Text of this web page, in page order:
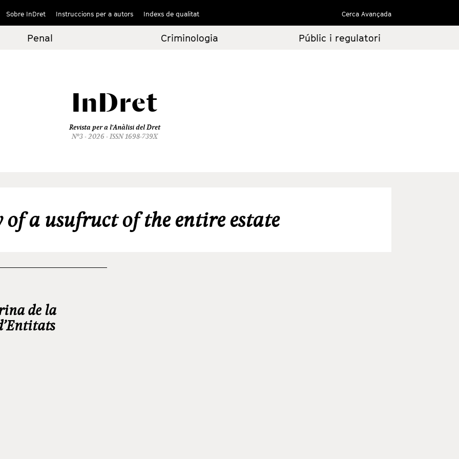
Sobre InDret Instruccions per a autors Indexs de qualitat Cerca Avançada
Penal Criminologia Públic i regulatori
InDret
Revista per a l'Anàlisi del Dret
Nº3 - 2026 - ISSN 1698-739X
of a usufruct of the entire estate
de la